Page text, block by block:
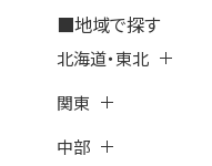
■地域で探す
北海道・東北
関東
中部